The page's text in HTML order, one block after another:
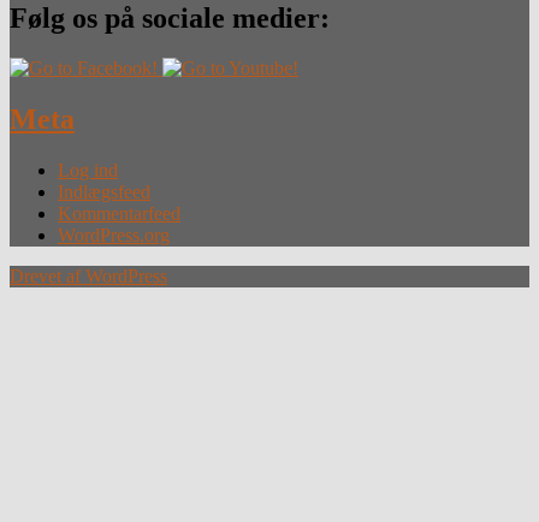
Følg os på sociale medier:
Meta
Log ind
Indlægsfeed
Kommentarfeed
WordPress.org
Drevet af WordPress